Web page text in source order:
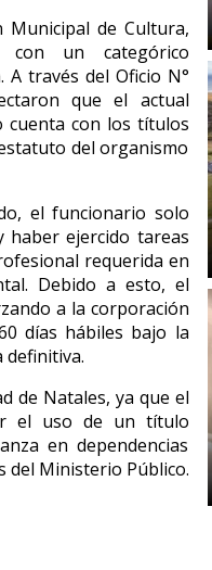
de Cultura,
un categórico
A través del Oficio N°
que el actual
cuenta con los títulos
del organismo
el funcionario solo
haber ejercido tareas
requerida en
Debido a esto, el
a la corporación
días hábiles bajo la
definitiva.
de Natales, ya que el
el uso de un título
en dependencias
del Ministerio Público.